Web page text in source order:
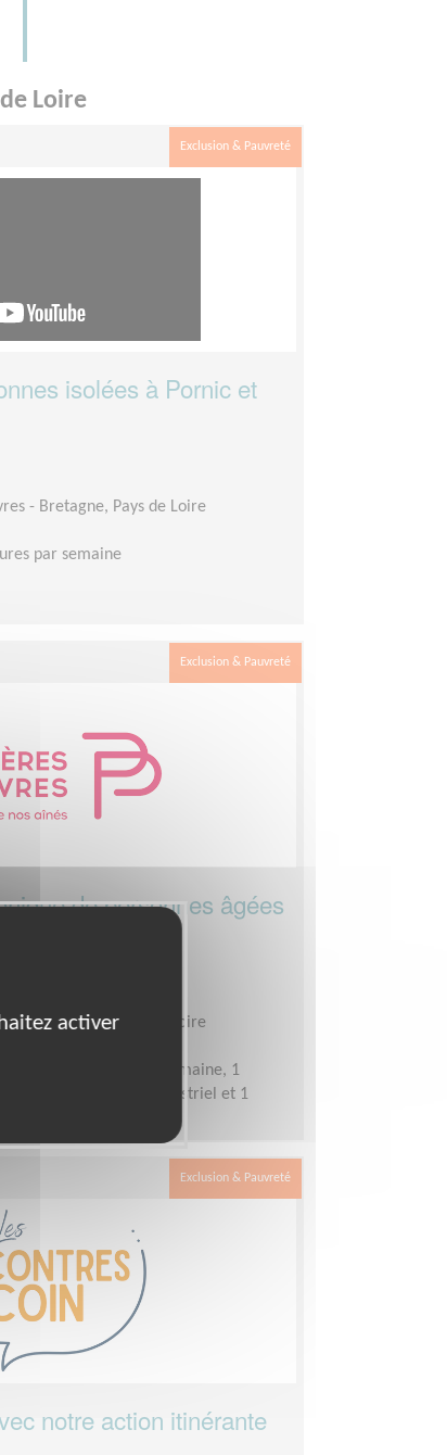
Loire
Exclusion & Pauvreté
isolées à Pornic et
- Bretagne, Pays de Loire
par semaine
Exclusion & Pauvreté
de personnes âgées
- Bretagne, Pays de Loire
1 appel une fois par semaine, 1
de supervision trimestriel et 1
Exclusion & Pauvreté
notre action itinérante
activer